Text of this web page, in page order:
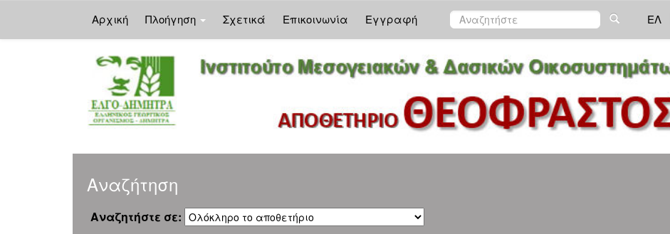
Αρχική Πλοήγηση Σχετικά Επικοινωνία Εγγραφή ΕΛ
Αναζήτηση
Αναζητήστε σε: